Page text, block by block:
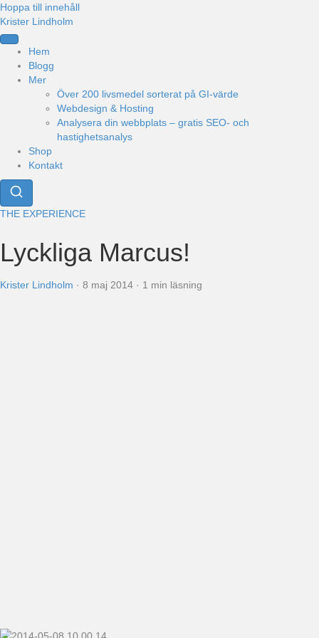
Hoppa till innehåll
Krister Lindholm
Hem
Blogg
Mer
Över 200 livsmedel sorterat på GI-värde
Webdesign & Hosting
Analysera din webbplats – gratis SEO- och
hastighetsanalys
Shop
Kontakt
THE EXPERIENCE
Lyckliga Marcus!
Krister Lindholm · 8 maj 2014 · 1 min läsning